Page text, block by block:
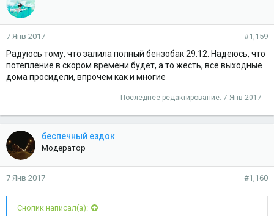
7 Янв 2017 #1,159
Радуюсь тому, что залила полный бензобак 29.12. Надеюсь, что
потепление в скором времени будет, а то жесть, все выходные
дома просидели, впрочем как и многие
Последнее редактирование: 7 Янв 2017
беспечный ездок
Модератор
7 Янв 2017 #1,160
Снопик написал(а):